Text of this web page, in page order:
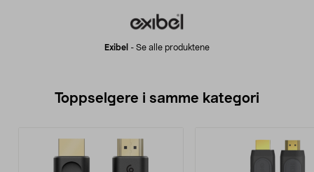
Exibel - Se alle produktene
Toppselgere i samme kategori